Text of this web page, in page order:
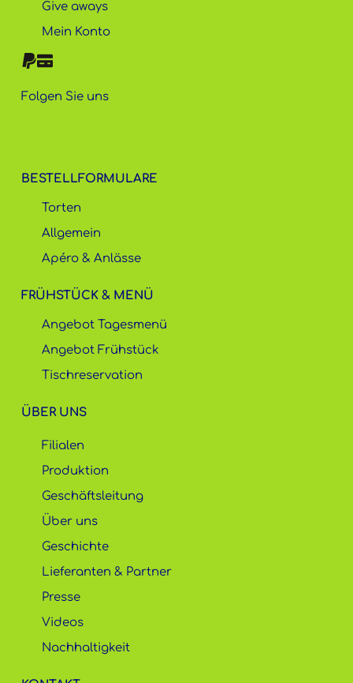
Give aways
Mein Konto
Folgen Sie uns
BESTELLFORMULARE
Torten
Allgemein
Apéro & Anlässe
FRÜHSTÜCK & MENÜ
Angebot Tagesmenü
Angebot Frühstück
Tischreservation
ÜBER UNS
Filialen
Produktion
Geschäftsleitung
Über uns
Geschichte
Lieferanten & Partner
Presse
Videos
Nachhaltigkeit